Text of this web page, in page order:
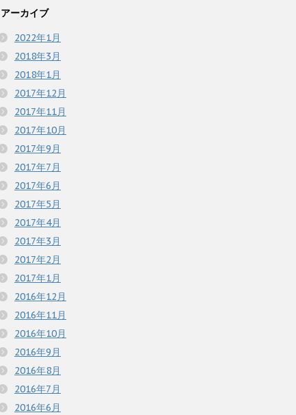
アーカイブ
2022年1月
2018年3月
2018年1月
2017年12月
2017年11月
2017年10月
2017年9月
2017年7月
2017年6月
2017年5月
2017年4月
2017年3月
2017年2月
2017年1月
2016年12月
2016年11月
2016年10月
2016年9月
2016年8月
2016年7月
2016年6月